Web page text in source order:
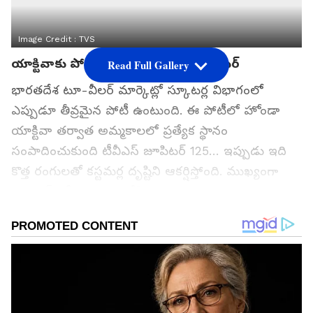
Image Credit :TVS
యాక్టివాకు పోటీగా వచ్చిన టివిఎస్ స్కూటర్
భారతదేశ టూ-వీలర్ మార్కెట్లో స్కూటర్ల విభాగంలో
ఎప్పుడూ తీవ్రమైన పోటీ ఉంటుంది. ఈ పోటీలో హోండా
యాక్టివా తర్వాత అమ్మకాలలో ప్రత్యేక స్థానం
సంపాదించుకుంది టీవీఎస్ జూపిటర్ 125… ఇప్పుడు ఇది
కొత్త రంగులతో కస్టమర్ల దృష్టిని ఆకర్షిస్తోంది. ముఖ్యంగా
గూగుల్‌లో ఆసక్తికరమైన సమాచారం కోసం ఏసియానెట్ తెలుగు
ను మీ ఫ్రిఫర్డ్ సోర్స్ గా ఎంచుకోండి
Read Full Gallery